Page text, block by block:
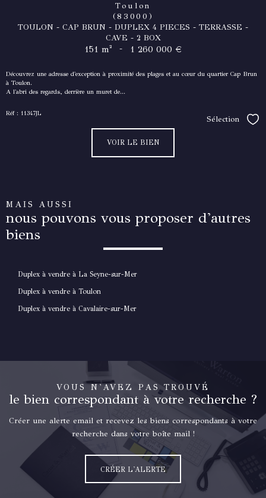
Toulon
(83000)
TOULON - CAP BRUN - DUPLEX 4 PIECES - TERRASSE -
CAVE - 2 BOX
151 m² - 1 260 000 €
Découvrez une adresse d'exception à proximité des plages et au cœur du quartier Cap Brun
à Toulon.
A l'abri des regards, derrière un muret de...
Réf : 11347JL
Sélection
VOIR LE BIEN
MAIS AUSSI
nous pouvons vous proposer d'autres
biens
Duplex à vendre à La Seyne-sur-Mer
Duplex à vendre à Toulon
Duplex à vendre à Cavalaire-sur-Mer
VOUS N'AVEZ PAS TROUVÉ
le bien correspondant à votre recherche ?
Créer une alerte email et recevez les biens correspondants à votre
recherche dans votre boîte mail !
CRÉER L'ALERTE